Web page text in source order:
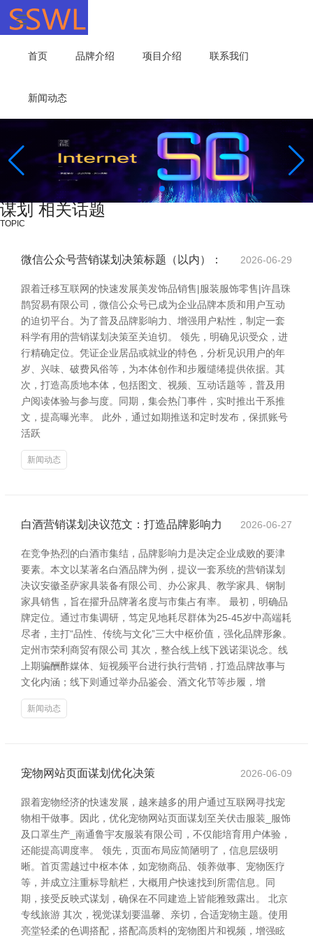
首页 品牌介绍 项目介绍 联系我们
新闻动态
谋划 相关话题
TOPIC
微信公众号营销谋划决策标题（以内）： 2026-06-29
跟着迁移互联网的快速发展美发饰品销售|服装服饰零售|许昌珠
鹊贸易有限公司，微信公众号已成为企业品牌本质和用户互动
的迫切平台。为了普及品牌影响力、增强用户粘性，制定一套
科学有用的营销谋划决策至关迫切。 领先，明确见识受众，进
行精确定位。凭证企业居品或就业的特色，分析见识用户的年
岁、兴味、破费风俗等，为本体创作和步履缱绻提供依据。其
次，打造高质地本体，包括图文、视频、互动话题等，普及用
户阅读体验与参与度。同期，集会热门事件，实时推出干系推
文，提高曝光率。 此外，通过如期推送和定时发布，保抓账号
活跃
新闻动态
白酒营销谋划决议范文：打造品牌影响力 2026-06-27
在竞争热烈的白酒市集结，品牌影响力是决定企业成败的要津
要素。本文以某著名白酒品牌为例，提议一套系统的营销谋划
决议安徽圣萨家具装备有限公司、办公家具、教学家具、钢制
家具销售，旨在擢升品牌著名度与市集占有率。 最初，明确品
牌定位。通过市集调研，笃定见地耗尽群体为25-45岁中高端耗
尽者，主打“品性、传统与文化”三大中枢价值，强化品牌形象。
定州市荣利商贸有限公司 其次，整合线上线下践诺渠说念。线
上期骗酬酢媒体、短视频平台进行执行营销，打造品牌故事与
文化内涵；线下则通过举办品鉴会、酒文化节等步履，增
新闻动态
宠物网站页面谋划优化决策 2026-06-09
跟着宠物经济的快速发展，越来越多的用户通过互联网寻找宠
物相干做事。因此，优化宠物网站页面谋划至关伏击服装_服饰
及口罩生产_南通鲁宇友服装有限公司，不仅能培育用户体验，
还能提高调度率。 领先，页面布局应简陋明了，信息层级明
晰。首页需越过中枢本体，如宠物商品、领养做事、宠物医疗
等，并成立注重标导航栏，大概用户快速找到所需信息。同
期，接受反映式谋划，确保在不同建造上皆能雅致露出。 北京
专线旅游 其次，视觉谋划要温馨、亲切，合适宠物主题。使用
亮堂轻柔的色调搭配，搭配高质料的宠物图片和视频，增强眩